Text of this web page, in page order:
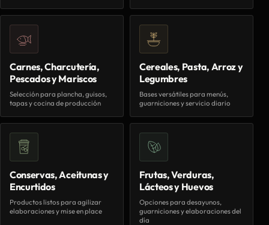
Carnes, Charcutería,
Pescados y Mariscos
Selección para plancha, guisos,
tapas y cocina de producción
Cereales, Pasta, Arroz y
Legumbres
Bases versátiles para menús,
guarniciones y servicio diario
Conservas, Aceitunas y
Encurtidos
Productos listos para agilizar
elaboraciones y mise en place
Frutas, Verduras,
Lácteos y Huevos
Opciones para desayunos,
guarniciones y elaboraciones del
día